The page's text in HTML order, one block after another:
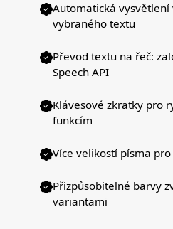
Automatická vysvětlení
vybraného textu
Převod textu na řeč:
Speech API
Klávesové zkratky pro
funkcím
Více velikostí písma
Přizpůsobitelné barvy
variantami